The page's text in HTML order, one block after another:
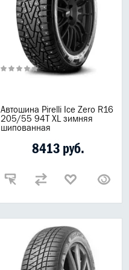
Автошина Pirelli Ice Zero R16
205/55 94T XL зимняя
шипованная
8413 руб.